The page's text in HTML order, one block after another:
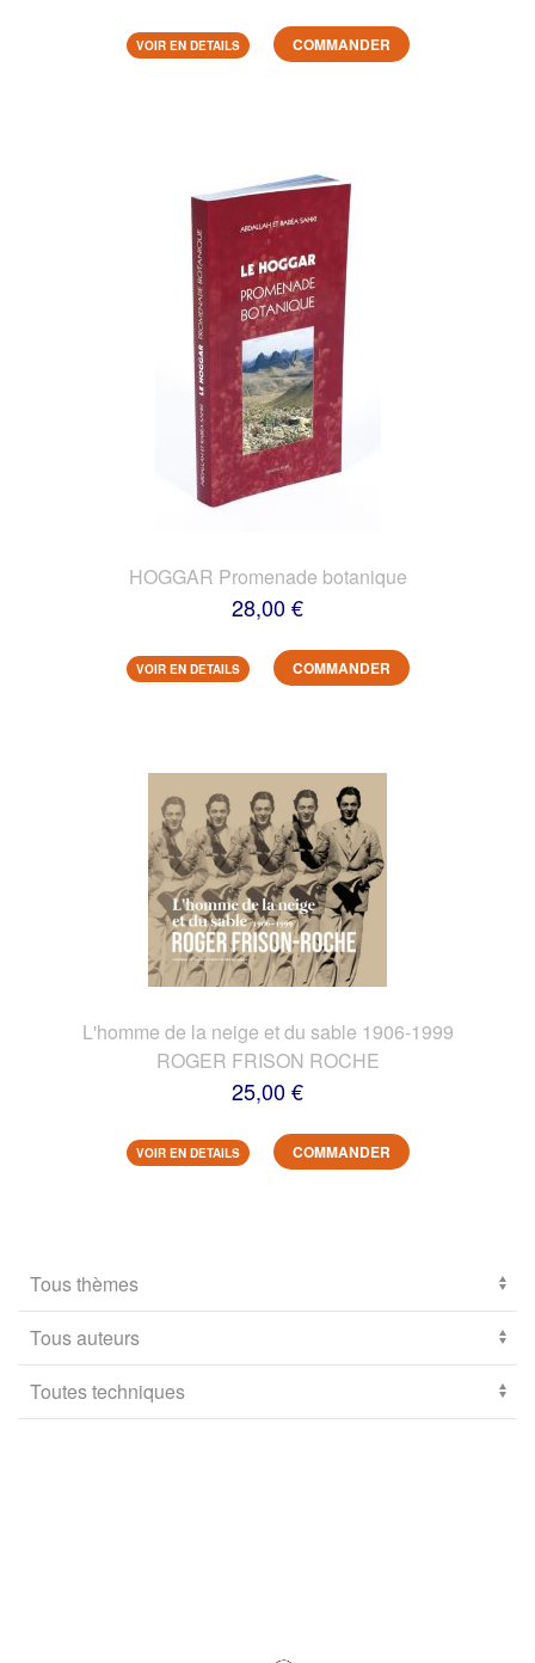
VOIR EN DETAILS COMMANDER
HOGGAR Promenade botanique
28,00 €
VOIR EN DETAILS COMMANDER
L'homme de la neige et du sable 1906-1999
ROGER FRISON ROCHE
25,00 €
VOIR EN DETAILS COMMANDER